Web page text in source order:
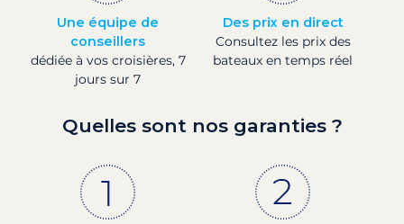
Une équipe de
conseillers
dédiée à vos croisières, 7
jours sur 7
Des prix en direct
Consultez les prix des
bateaux en temps réel
Quelles sont nos garanties ?